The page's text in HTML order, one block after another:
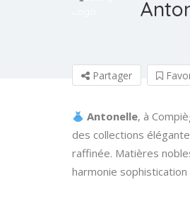
Partager
Antonelle, à
des collections
raffinée. Matières
harmonie